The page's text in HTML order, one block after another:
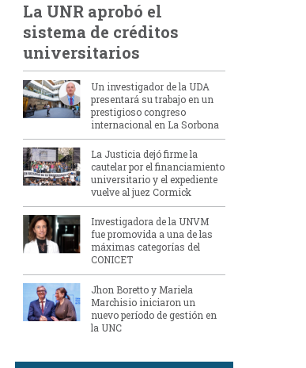
La UNR aprobó el
sistema de créditos
universitarios
Un investigador de la UDA
presentará su trabajo en un
prestigioso congreso
internacional en La Sorbona
La Justicia dejó firme la
cautelar por el financiamiento
universitario y el expediente
vuelve al juez Cormick
Investigadora de la UNVM
fue promovida a una de las
máximas categorías del
CONICET
Jhon Boretto y Mariela
Marchisio iniciaron un
nuevo período de gestión en
la UNC